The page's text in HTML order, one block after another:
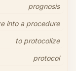
prognosis
into a procedure
to protocolize
protocol